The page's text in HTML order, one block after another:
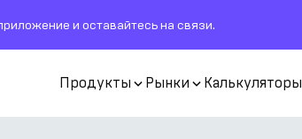
и оставайтесь на связи.
Продукты Рынки Калькуляторы